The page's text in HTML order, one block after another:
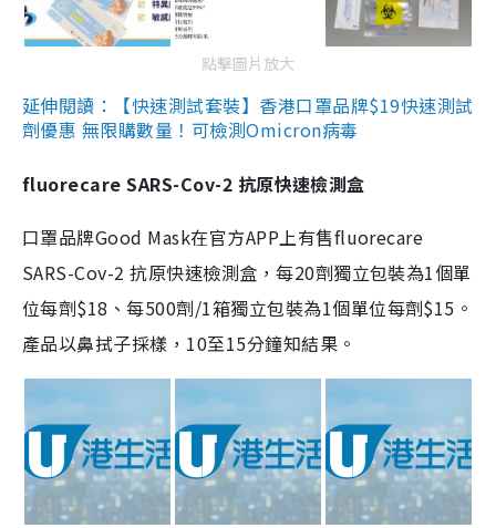
點擊圖片放大
延伸閱讀：【快速測試套裝】香港口罩品牌$19快速測試
劑優惠 無限購數量！可檢測Omicron病毒
fluorecare SARS-Cov-2 抗原快速檢測盒
口罩品牌Good Mask在官方APP上有售fluorecare
SARS-Cov-2 抗原快速檢測盒，每20劑獨立包裝為1個單
位每劑$18、每500劑/1箱獨立包裝為1個單位每劑$15。
產品以鼻拭子採樣，10至15分鐘知結果。